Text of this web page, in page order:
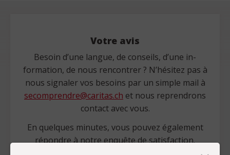
Votre avis
Besoin d’une langue, de conseils, d’une in-
formation, de nous rencontrer ? N’hésitez pas à
nous signaler vos besoins par un simple mail à
secomprendre@caritas.ch et nous reprendrons
contact avec vous.
En quelques minutes, vous pouvez également
répondre à notre enquête de satisfaction.